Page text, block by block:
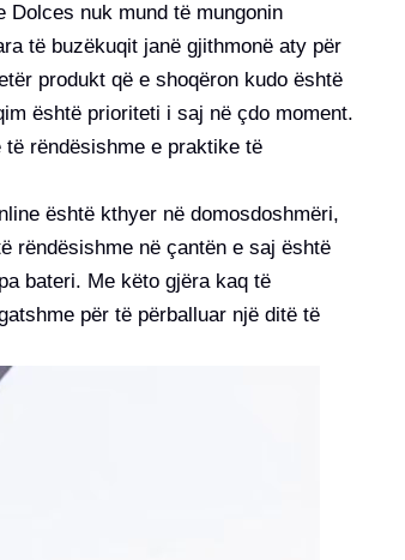
Dolces nuk mund të mungonin
të buzëkuqit janë gjithmonë aty për
produkt që e shoqëron kudo është
është prioriteti i saj në çdo moment.
rëndësishme e praktike të
është kthyer në domosdoshmëri,
rëndësishme në çantën e saj është
bateri. Me këto gjëra kaq të
për të përballuar një ditë të